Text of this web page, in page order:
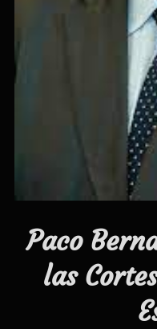
Paco
las